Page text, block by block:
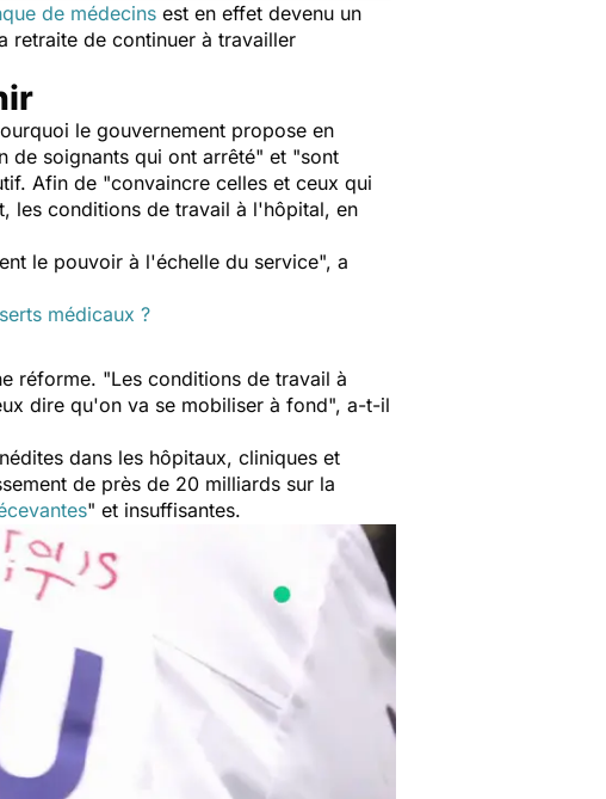
de médecins est en effet devenu un
retraite de continuer à travailler
le gouvernement propose en
de soignants qui ont arrêté" et "sont
Afin de "convaincre celles et ceux qui
les conditions de travail à l'hôpital, en
le pouvoir à l'échelle du service", a
médicaux ?
réforme. "Les conditions de travail à
dire qu'on va se mobiliser à fond", a-t-il
dans les hôpitaux, cliniques et
de près de 20 milliards sur la
" et insuffisantes.